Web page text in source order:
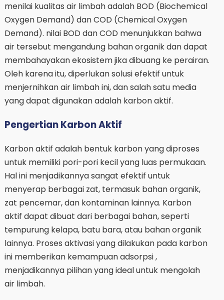
menilai kualitas air limbah adalah BOD (Biochemical
Oxygen Demand) dan COD (Chemical Oxygen
Demand). nilai BOD dan COD menunjukkan bahwa
air tersebut mengandung bahan organik dan dapat
membahayakan ekosistem jika dibuang ke perairan.
Oleh karena itu, diperlukan solusi efektif untuk
menjernihkan air limbah ini, dan salah satu media
yang dapat digunakan adalah karbon aktif.
Pengertian Karbon Aktif
Karbon aktif adalah bentuk karbon yang diproses
untuk memiliki pori-pori kecil yang luas permukaan.
Hal ini menjadikannya sangat efektif untuk
menyerap berbagai zat, termasuk bahan organik,
zat pencemar, dan kontaminan lainnya. Karbon
aktif dapat dibuat dari berbagai bahan, seperti
tempurung kelapa, batu bara, atau bahan organik
lainnya. Proses aktivasi yang dilakukan pada karbon
ini memberikan kemampuan adsorpsi ,
menjadikannya pilihan yang ideal untuk mengolah
air limbah.